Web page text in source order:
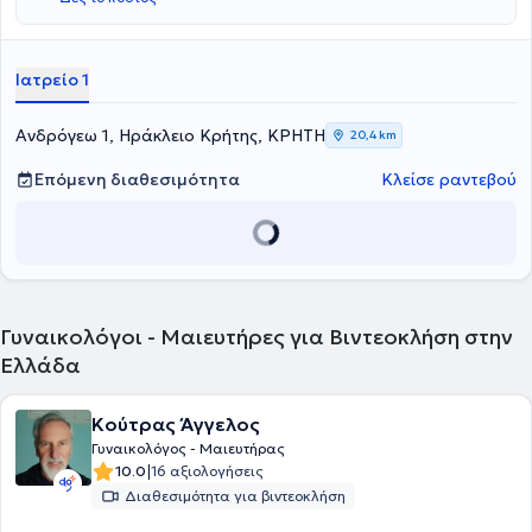
Συμμετέχει ενεργά σε επιστημονικές δραστηριότητες και έχει
συμβάλει σε ακαδημαϊκές δημοσιεύσεις στον τομέα της
Ιατρείο 1
Ανδρόγεω 1, Ηράκλειο Κρήτης, ΚΡΗΤΗ 20,4 km
Επόμενη διαθεσιμότητα Κλείσε ραντεβού
Γυναικολόγοι - Μαιευτήρες για Βιντεοκλήση στην
Ελλάδα
Κούτρας Άγγελος
Γυναικολόγος - Μαιευτήρας
10.0|16 αξιολογήσεις
Διαθεσιμότητα για βιντεοκλήση